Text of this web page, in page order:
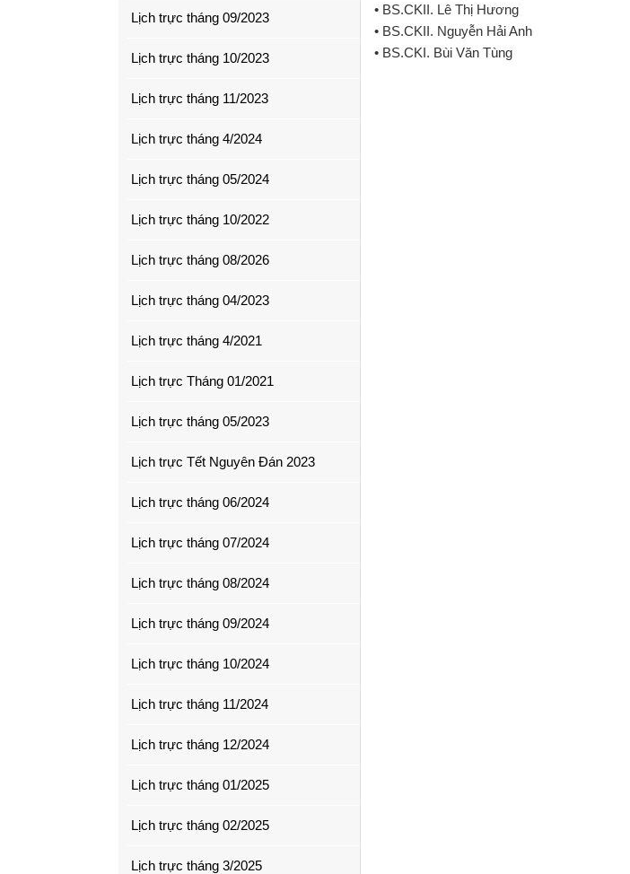
Lịch trực tháng 09/2023
Lịch trực tháng 10/2023
Lịch trực tháng 11/2023
Lịch trực tháng 4/2024
Lịch trực tháng 05/2024
Lịch trực tháng 10/2022
Lịch trực tháng 08/2026
Lịch trực tháng 04/2023
Lịch trực tháng 4/2021
Lịch trực Tháng 01/2021
Lịch trực tháng 05/2023
Lịch trực Tết Nguyên Đán 2023
Lịch trực tháng 06/2024
Lịch trực tháng 07/2024
Lịch trực tháng 08/2024
Lịch trực tháng 09/2024
Lịch trực tháng 10/2024
Lịch trực tháng 11/2024
Lịch trực tháng 12/2024
Lịch trực tháng 01/2025
Lịch trực tháng 02/2025
Lịch trực tháng 3/2025
• BS.CKII. Lê Thị Hương
• BS.CKII. Nguyễn Hải Anh
• BS.CKI. Bùi Văn Tùng